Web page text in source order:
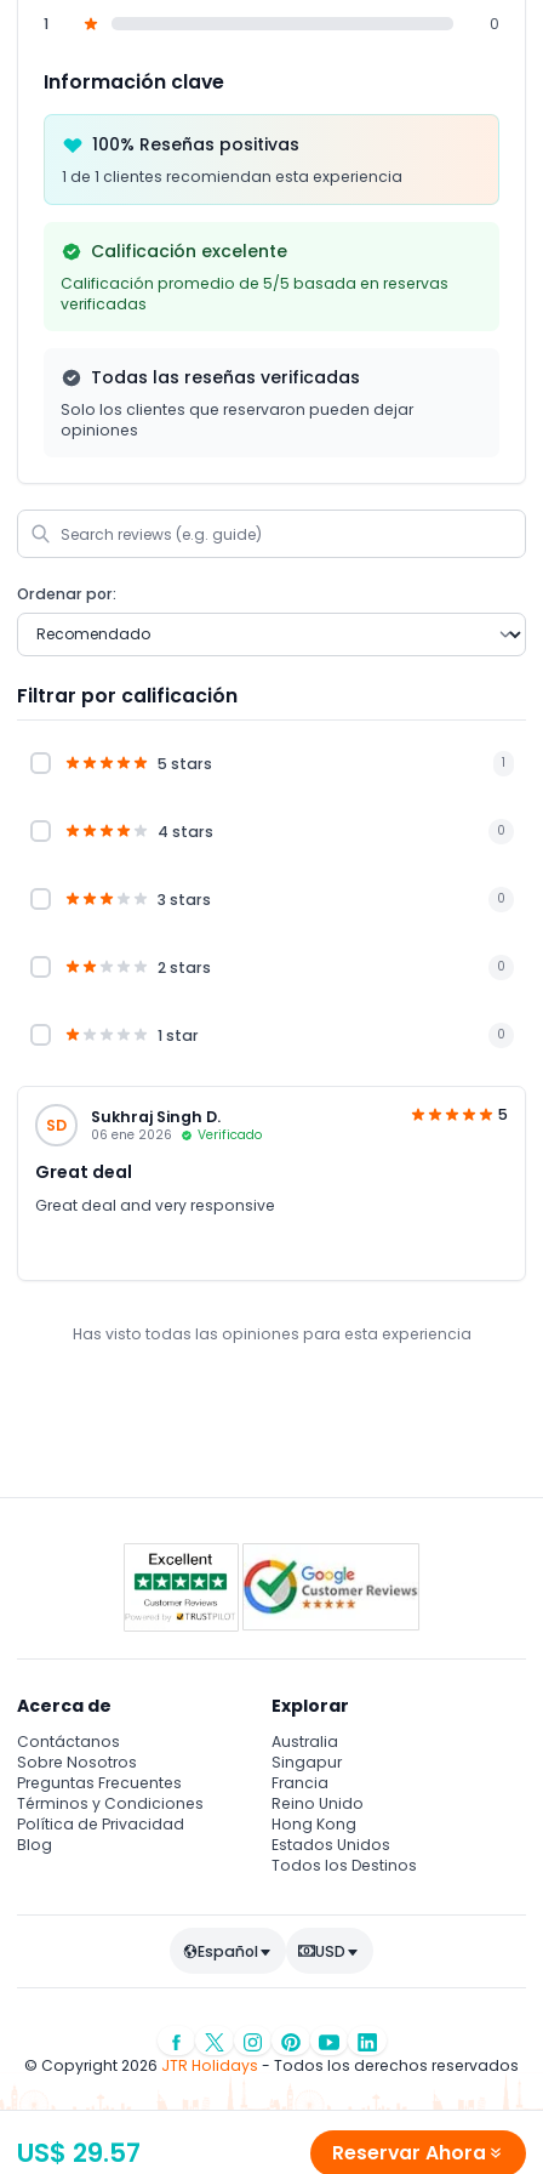
US$ 29.57 Reservar Ahora
1
0
Información clave
100% Reseñas positivas
1 de 1 clientes recomiendan esta experiencia
Calificación excelente
Calificación promedio de 5/5 basada en reservas
verificadas
Todas las reseñas verificadas
Solo los clientes que reservaron pueden dejar
opiniones
Ordenar por:
Filtrar por calificación
5 stars 1
4 stars 0
3 stars 0
2 stars 0
1 star 0
SD Sukhraj Singh D.
06 ene 2026 Verificado
5
Great deal
Great deal and very responsive
Has visto todas las opiniones para esta experiencia
Acerca de
Contáctanos
Sobre Nosotros
Preguntas Frecuentes
Términos y Condiciones
Política de Privacidad
Blog
Explorar
Australia
Singapur
Francia
Reino Unido
Hong Kong
Estados Unidos
Todos los Destinos
Español USD
© Copyright 2026 JTR Holidays - Todos los derechos reservados